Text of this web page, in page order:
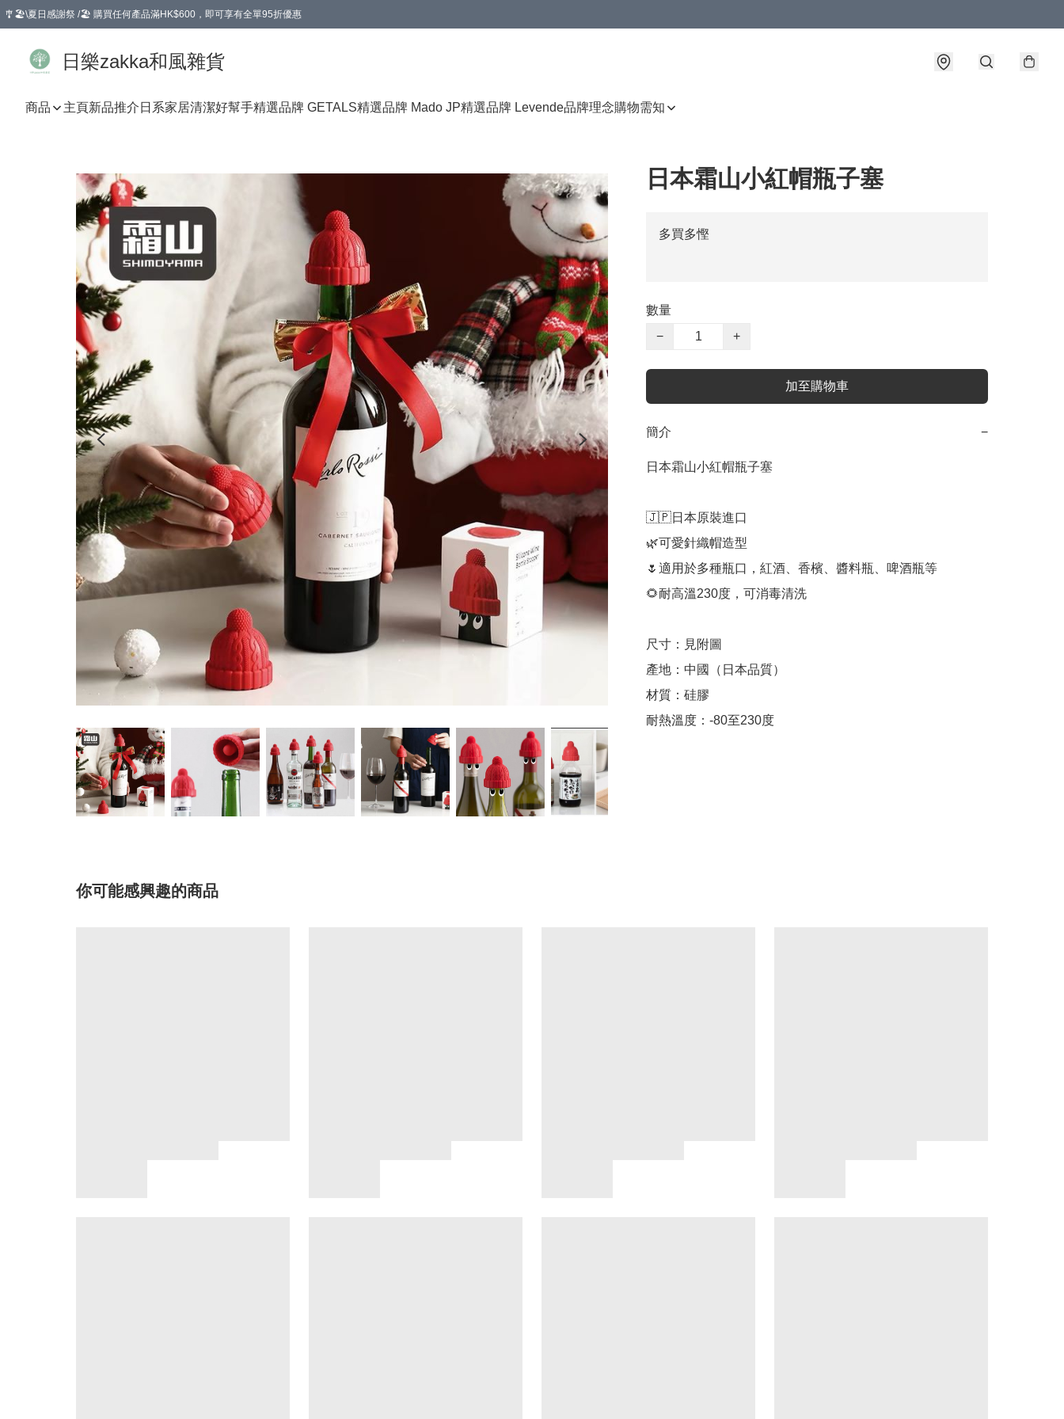
🎐🏖️\夏日感謝祭 /🏖️ 購買任何產品滿HK$600，即可享有全單95折優惠
日樂zakka和風雜貨
商品 主頁新品推介 日系家居清潔好幫手精選品牌 GETALS精選品牌 Mado JP精選品牌 Levende品牌理念購物需知
日本霜山小紅帽瓶子塞
多買多慳
數量
−
+
加至購物車
簡介 −
日本霜山小紅帽瓶子塞
🇯🇵日本原裝進口
🌿可愛針織帽造型
🌷適用於多種瓶口，紅酒、香檳、醬料瓶、啤酒瓶等
🌻耐高溫230度，可消毒清洗
尺寸：見附圖
產地：中國（日本品質）
材質：硅膠
你可能感興趣的商品